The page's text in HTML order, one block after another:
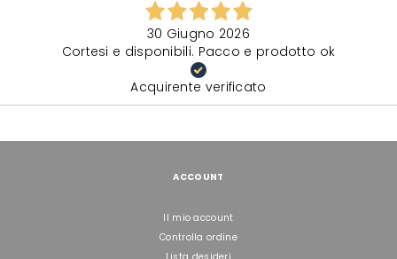
30 Giugno 2026
Cortesi e disponibili. Pacco e prodotto ok
Acquirente verificato
ACCOUNT
Il mio account
Controlla ordine